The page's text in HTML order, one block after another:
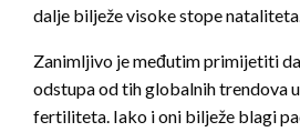
dalje bilježe visoke stope
Zanimljivo je međutim primijetiti
odstupa od tih globalnih trendova
fertiliteta. Iako i oni bilježe blagi